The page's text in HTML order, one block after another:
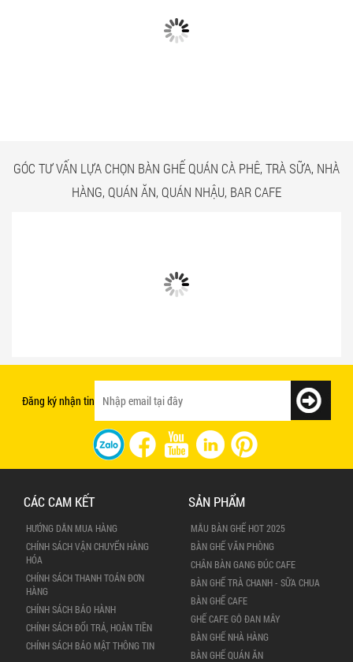
GÓC TƯ VẤN LỰA CHỌN BÀN GHẾ QUÁN CÀ PHÊ, TRÀ SỮA, NHÀ
HÀNG, QUÁN ĂN, QUÁN NHẬU, BAR CAFE
Đăng ký nhận tin
CÁC CAM KẾT
HƯỚNG DẪN MUA HÀNG
CHÍNH SÁCH VẬN CHUYỂN HÀNG
HÓA
CHÍNH SÁCH THANH TOÁN ĐƠN
HÀNG
CHÍNH SÁCH BẢO HÀNH
CHÍNH SÁCH ĐỔI TRẢ, HOÀN TIỀN
CHÍNH SÁCH BẢO MẬT THÔNG TIN
SẢN PHẨM
MẪU BÀN GHẾ HOT 2025
BÀN GHẾ VĂN PHÒNG
CHÂN BÀN GANG ĐÚC CAFE
BÀN GHẾ TRÀ CHANH - SỮA CHUA
BÀN GHẾ CAFE
GHẾ CAFE GỖ ĐAN MÂY
BÀN GHẾ NHÀ HÀNG
BÀN GHẾ QUÁN ĂN